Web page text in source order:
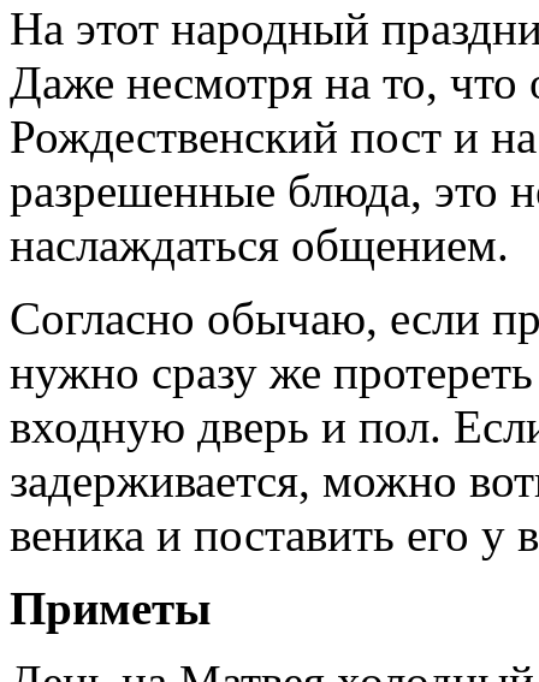
На этот народный
Даже несмотря на то, что
Рождественский пост и
разрешенные блюда, это
наслаждаться общением.
Согласно обычаю, если
нужно сразу же
входную дверь и пол.
задерживается, можно
веника и поставить его у
Приметы